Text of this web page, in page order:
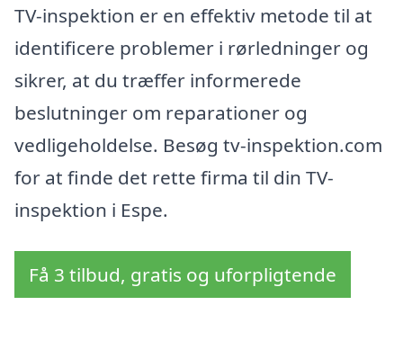
TV-inspektion er en effektiv metode til at
identificere problemer i rørledninger og
sikrer, at du træffer informerede
beslutninger om reparationer og
vedligeholdelse. Besøg tv-inspektion.com
for at finde det rette firma til din TV-
inspektion i Espe.
Få 3 tilbud, gratis og uforpligtende